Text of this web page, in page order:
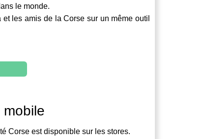
le monde.
les amis de la Corse sur un même outil
Corse est disponible sur les stores.